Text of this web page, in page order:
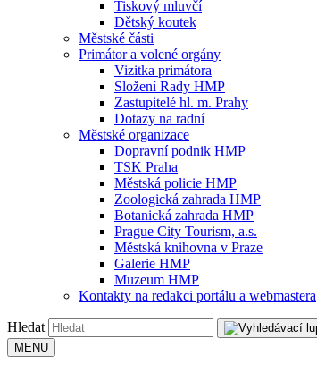
Tiskový mluvčí
Dětský koutek
Městské části
Primátor a volené orgány
Vizitka primátora
Složení Rady HMP
Zastupitelé hl. m. Prahy
Dotazy na radní
Městské organizace
Dopravní podnik HMP
TSK Praha
Městská policie HMP
Zoologická zahrada HMP
Botanická zahrada HMP
Prague City Tourism, a.s.
Městská knihovna v Praze
Galerie HMP
Muzeum HMP
Kontakty na redakci portálu a webmastera
Hledat
MENU